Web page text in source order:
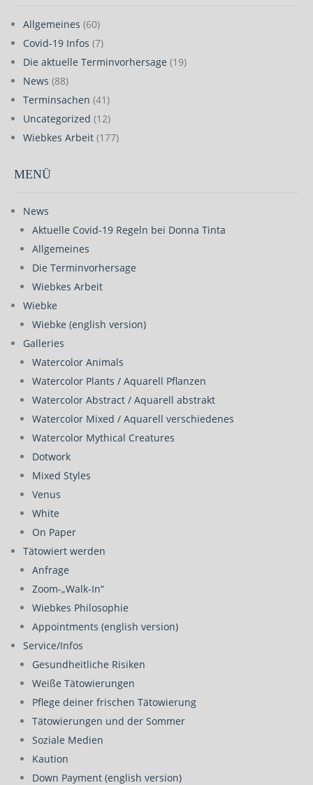
Allgemeines (60)
Covid-19 Infos (7)
Die aktuelle Terminvorhersage (19)
News (88)
Terminsachen (41)
Uncategorized (12)
Wiebkes Arbeit (177)
MENÜ
News
Aktuelle Covid-19 Regeln bei Donna Tinta
Allgemeines
Die Terminvorhersage
Wiebkes Arbeit
Wiebke
Wiebke (english version)
Galleries
Watercolor Animals
Watercolor Plants / Aquarell Pflanzen
Watercolor Abstract / Aquarell abstrakt
Watercolor Mixed / Aquarell verschiedenes
Watercolor Mythical Creatures
Dotwork
Mixed Styles
Venus
White
On Paper
Tätowiert werden
Anfrage
Zoom-„Walk-In“
Wiebkes Philosophie
Appointments (english version)
Service/Infos
Gesundheitliche Risiken
Weiße Tätowierungen
Pflege deiner frischen Tätowierung
Tätowierungen und der Sommer
Soziale Medien
Kaution
Down Payment (english version)